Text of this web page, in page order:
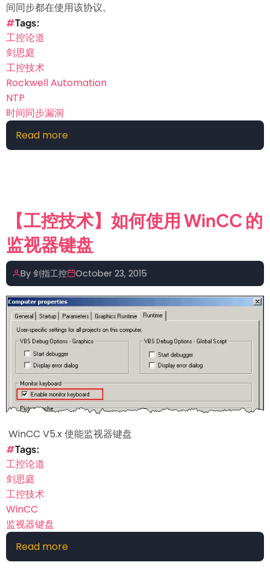
间同步都在使用该协议。
Tags
工控论道
剑思庭
工控技术
Rockwell Automation
NTP
时间同步漏洞
Read more
【工
Rockwell
Automation
发
现
NTP
的
时
间
同
步
漏
洞
【工控技术】如何使用 WinCC 的
监视器键盘
By 剑指工控 October 23, 2015
WinCC V5.x 使能监视器键盘
Tags
工控论道
剑思庭
工控技术
WinCC
监视器键盘
Read more
【工